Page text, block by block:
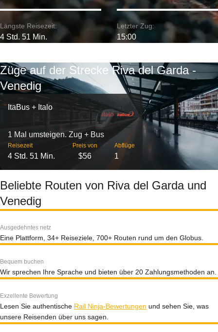
Längste Reisezeit:
4 Std. 51 Min.
Letzter Zug:
15:00
Züge auf der Strecke Riva del Garda -
Venedig
ItaBus + Italo
1 Mal umsteigen. Zug + Bus
Reisezeit
4 Std. 51 Min.
Preis von
$56
Abflüge
1
Beliebte Routen von Riva del Garda und
Venedig
Ausgedehntes netz
Eine Plattform, 34+ Reiseziele, 700+ Routen rund um den Globus.
Bequem buchen
Wir sprechen Ihre Sprache und bieten über 20 Zahlungsmethoden an.
Exzellente Bewertung
Lesen Sie authentische Rail Ninja-Bewertungen und sehen Sie, was
unsere Reisenden über uns sagen.